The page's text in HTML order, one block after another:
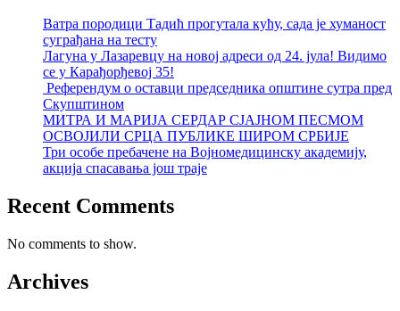
Ватра породици Тадић прогутала кућу, сада је хуманост
суграђана на тесту
Лагуна у Лазаревцу на новој адреси од 24. јула! Видимо
се у Карађорђевој 35!
Референдум о оставци председника општине сутра пред
Скупштином
МИТРА И МАРИЈА СЕРДАР СЈАЈНОМ ПЕСМОМ
ОСВОЈИЛИ СРЦА ПУБЛИКЕ ШИРОМ СРБИЈЕ
Три особе пребачене на Војномедицинску академију,
акција спасавања још траје
Recent Comments
No comments to show.
Archives